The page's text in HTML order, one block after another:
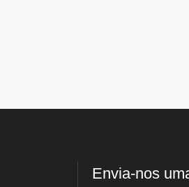
Envia-nos